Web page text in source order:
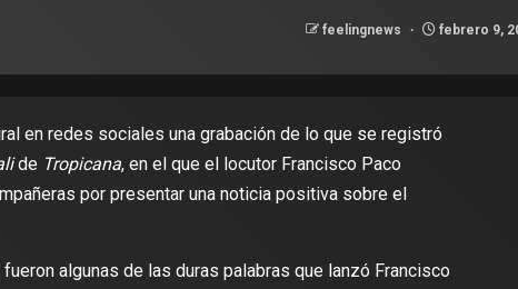
feelingnews febrero 9,
en redes sociales una grabación de lo que se registró
de Tropicana, en el que el locutor Francisco Paco
por presentar una noticia positiva sobre el
fueron algunas de las duras palabras que lanzó Francisco